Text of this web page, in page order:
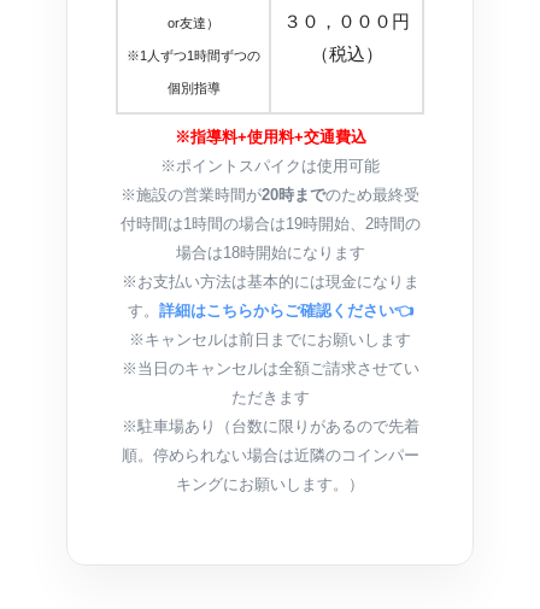
or友達）
※1人ずつ1時間ずつの
個別指導
３０，０００円
（税込）
※指導料+使用料+交通費込
※ポイントスパイクは使用可能
※施設の営業時間が20時までのため最終受
付時間は1時間の場合は19時開始、2時間の
場合は18時開始になります
※お支払い方法は基本的には現金になりま
す。 詳細はこちらからご確認ください👈
※キャンセルは前日までにお願いします
※当日のキャンセルは全額ご請求させてい
ただきます
※駐車場あり（台数に限りがあるので先着
順。停められない場合は近隣のコインパー
キングにお願いします。）